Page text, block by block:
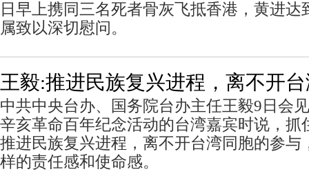
日早上携同三名死者骨灰飞抵香港，黄进达
属致以深切慰问。
王毅:推进民族复兴进程，离不开
中共中央台办、国务院台办主任王毅9日会
辛亥革命百年纪念活动的台湾嘉宾时说，抓
推进民族复兴进程，离不开台湾同胞的参与
样的责任感和使命感。